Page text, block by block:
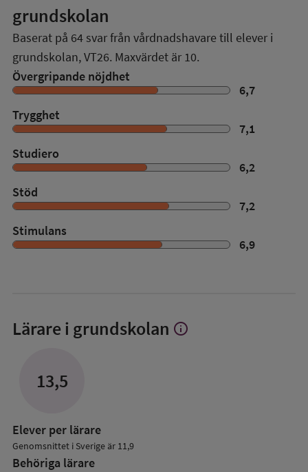
grundskolan
Baserat på 64 svar från vårdnadshavare till elever i
grundskolan,VT26. Maxvärdet är 10.
Övergripande nöjdhet
6,7
Trygghet
7,1
Studiero
6,2
Stöd
7,2
Stimulans
6,9
Lärare i grundskolan Visa
info
13,5
Elever per lärare
Genomsnittet i Sverige är 11,9
Behöriga lärare